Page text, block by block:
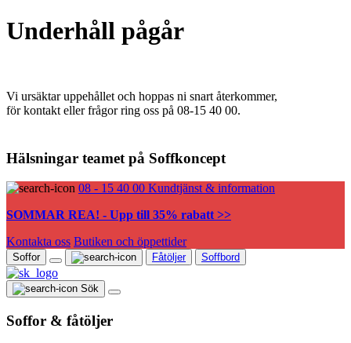
Underhåll pågår
Vi ursäktar uppehållet och hoppas ni snart återkommer,
för kontakt eller frågor ring oss på 08-15 40 00.
Hälsningar teamet på Soffkoncept
08 - 15 40 00 Kundtjänst & information
SOMMAR REA! - Upp till 35% rabatt >>
Kontakta oss Butiken och öppettider
Soffor Fåtöljer Soffbord
Sök
Soffor & fåtöljer